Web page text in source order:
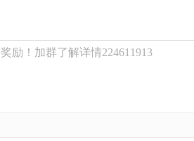
励！加群了解详情224611913